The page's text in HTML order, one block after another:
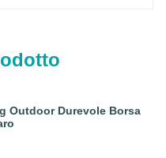
Outdoor Durevole Borsa